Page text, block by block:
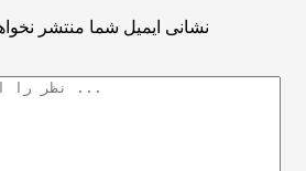
نشانی ایمیل شما منتشر